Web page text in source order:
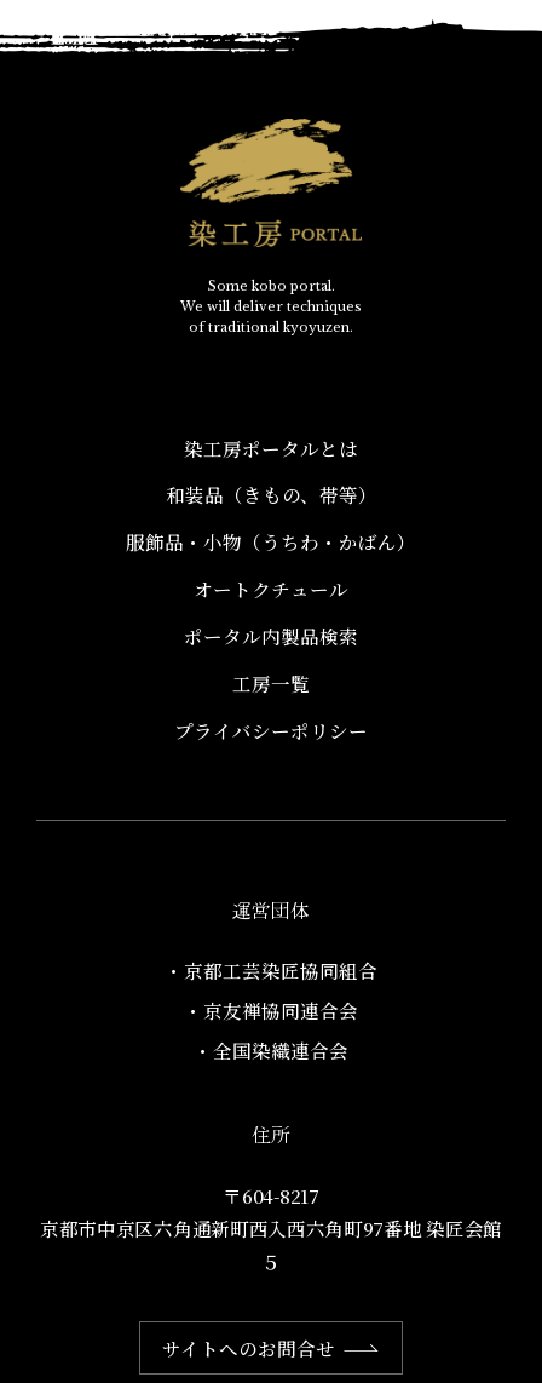
Some kobo portal.
We will deliver techniques
of traditional kyoyuzen.
染工房ポータルとは
和装品（きもの、帯等）​
服飾品・小物​（うちわ・かばん）
オートクチュール
ポータル内製品検索
工房一覧
プライバシーポリシー
運営団体
・京都工芸染匠協同組合​
・京友禅協同連合会
・全国染織連合会
住所
〒604-8217
京都市中京区六角通新町西入西六角町97番地​ 染匠会館
５
サイトへのお問合せ